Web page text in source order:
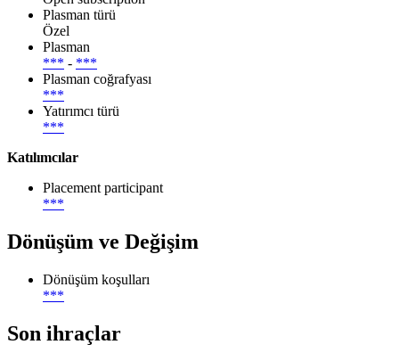
Plasman türü
Özel
Plasman
*** - ***
Plasman coğrafyası
***
Yatırımcı türü
***
Katılımcılar
Placement participant
***
Dönüşüm ve Değişim
Dönüşüm koşulları
***
Son ihraçlar